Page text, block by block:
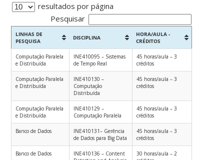
resultados por página
Pesquisar
LINHAS DE
PESQUISA
DISCIPLINA
HORA/AULA -
CRÉDITOS
Computação Paralela
e Distribuída
INE410095 – Sistemas
de Tempo Real
45 horas/aula – 3
créditos
Computação Paralela
e Distribuída
INE410130 –
Computação
Distribuída
45 horas/aula – 3
créditos
Computação Paralela
e Distribuída
INE410129 –
Computação Paralela
45 horas/aula – 3
créditos
Banco de Dados
INE410131– Gerência
de Dados para Big Data
45 horas/aula – 3
créditos
Banco de Dados
INE410136 – Content
30 horas/aula – 2